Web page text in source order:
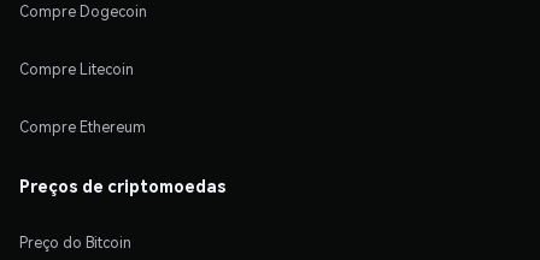
Compre Dogecoin
Compre Litecoin
Compre Ethereum
Preços de criptomoedas
Preço do Bitcoin